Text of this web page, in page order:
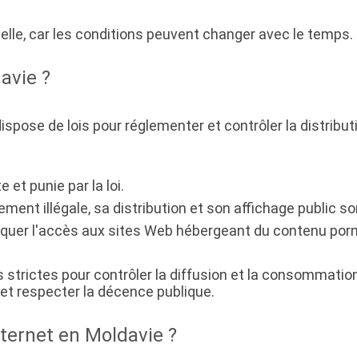
car les conditions peuvent changer avec le temps.
?
de lois pour réglementer et contrôler la
et punie par la loi.
illégale, sa distribution et son affichage public
l'accès aux sites Web hébergeant du contenu
strictes pour contrôler la diffusion et la
respecter la décence publique.
en Moldavie ?